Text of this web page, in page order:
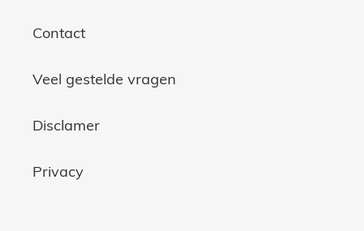
Contact
Veel gestelde vragen
Disclamer
Privacy